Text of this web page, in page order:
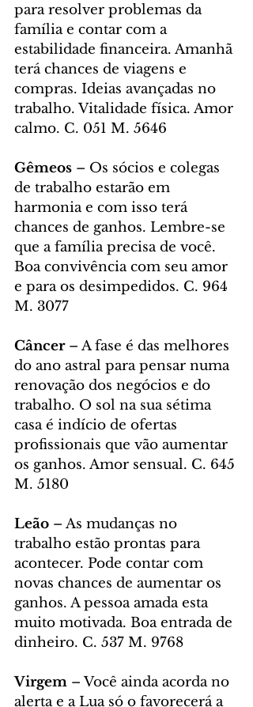
para resolver problemas da
família e contar com a
estabilidade financeira. Amanhã
terá chances de viagens e
compras. Ideias avançadas no
trabalho. Vitalidade física. Amor
calmo. C. 051 M. 5646
Gêmeos – Os sócios e colegas
de trabalho estarão em
harmonia e com isso terá
chances de ganhos. Lembre-se
que a família precisa de você.
Boa convivência com seu amor
e para os desimpedidos. C. 964
M. 3077
Câncer – A fase é das melhores
do ano astral para pensar numa
renovação dos negócios e do
trabalho. O sol na sua sétima
casa é indício de ofertas
profissionais que vão aumentar
os ganhos. Amor sensual. C. 645
M. 5180
Leão – As mudanças no
trabalho estão prontas para
acontecer. Pode contar com
novas chances de aumentar os
ganhos. A pessoa amada esta
muito motivada. Boa entrada de
dinheiro. C. 537 M. 9768
Virgem – Você ainda acorda no
alerta e a Lua só o favorecerá a